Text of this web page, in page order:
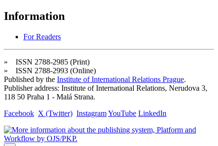
Information
For Readers
» ISSN 2788-2985 (Print)
» ISSN 2788-2993 (Online)
Published by the Institute of International Relations Prague.
Publisher address: Institute of International Relations, Nerudova 3,
118 50 Praha 1 - Malá Strana.
Facebook X (Twitter) InstagramYouTube LinkedIn